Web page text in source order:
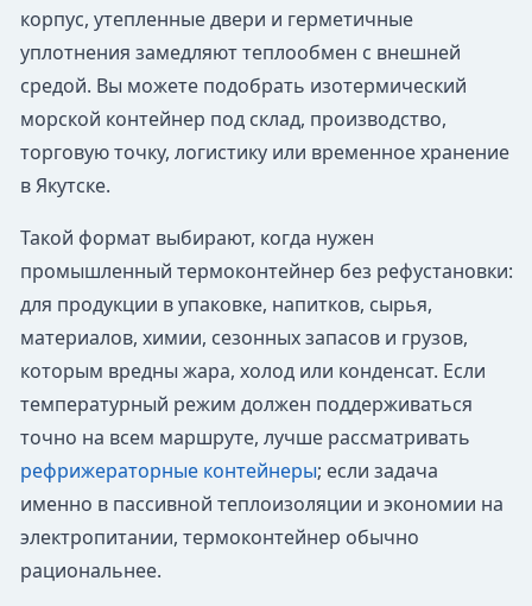
корпус, утепленные двери и герметичные
уплотнения замедляют теплообмен с внешней
средой. Вы можете подобрать изотермический
морской контейнер под склад, производство,
торговую точку, логистику или временное хранение
в Якутске.
Такой формат выбирают, когда нужен
промышленный термоконтейнер без рефустановки:
для продукции в упаковке, напитков, сырья,
материалов, химии, сезонных запасов и грузов,
которым вредны жара, холод или конденсат. Если
температурный режим должен поддерживаться
точно на всем маршруте, лучше рассматривать
рефрижераторные контейнеры; если задача
именно в пассивной теплоизоляции и экономии на
электропитании, термоконтейнер обычно
рациональнее.